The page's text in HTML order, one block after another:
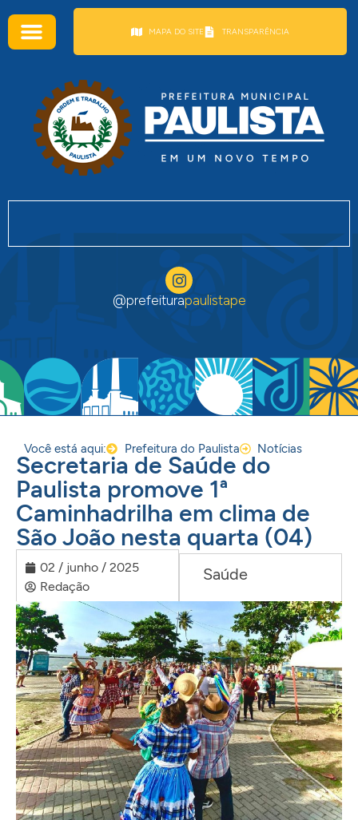
MAPA DO SITE TRANSPARÊNCIA
@prefeiturapaulistape
Você está aqui: Prefeitura do Paulista Notícias
Secretaria de Saúde do
Paulista promove 1ª
Caminhadrilha em clima de
São João nesta quarta (04)
02 / junho / 2025
Redação
Saúde